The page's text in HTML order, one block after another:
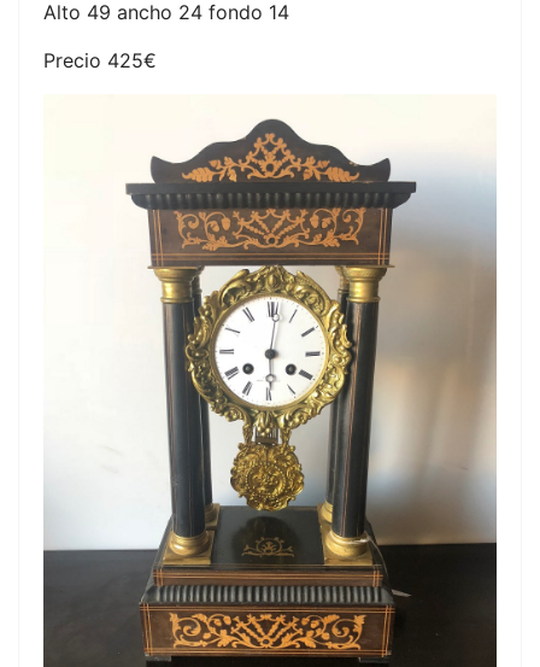
Alto 49 ancho 24 fondo 14
Precio 425€